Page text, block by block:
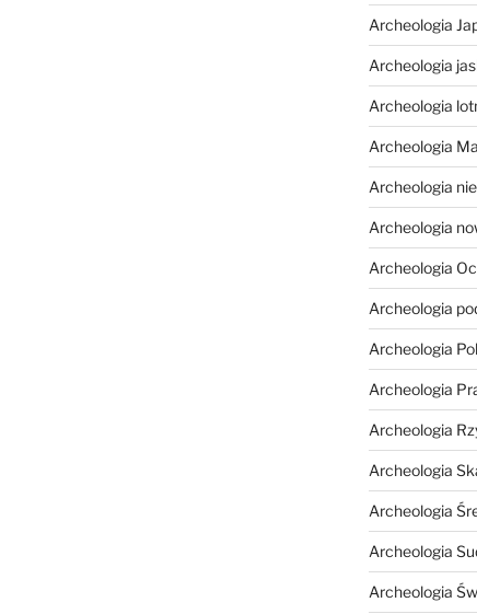
Archeologia
Archeologia
Archeologia
Archeologia
Archeologia
Archeologia
Archeologia
Archeologia
Archeologia
Archeologia
Archeologia
Archeologia
Archeologia
Archeologia
Archeologia